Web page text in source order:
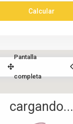
Calcular
cargando...
Pantalla
completa